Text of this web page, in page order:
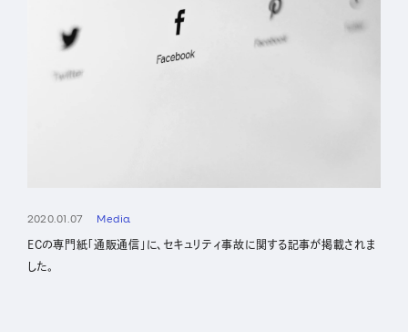
2020.01.07 Media
ECの専門紙「通販通信」に、セキュリティ事故に関する記事が掲載されま
した。